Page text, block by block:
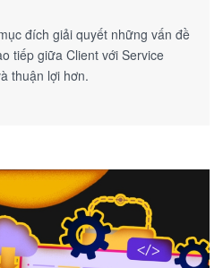
đích giải quyết những vấn đề
tiếp giữa Client với Service
thuận lợi hơn.